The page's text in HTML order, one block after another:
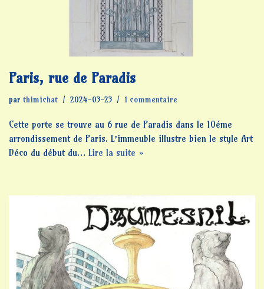
Paris, rue de Paradis
par thimichat 2024-03-23 1 commentaire
Cette porte se trouve au 6 rue de Paradis dans le 10éme
arrondissement de Paris. L’immeuble illustre bien le style Art
Déco du début du… Lire la suite »